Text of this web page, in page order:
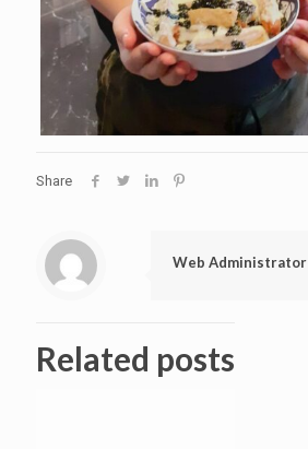
Share
Web Administrator
Related posts